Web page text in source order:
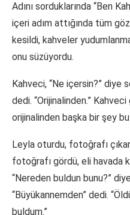
Adını sorduklarında “Ben
içeri adım attığında tüm
kesildi, kahveler
onu süzüyordu.
Kahveci, “Ne içersin?” diye
dedi. “Orijinalinden.”
orijinalinden başka bir şey
Leyla oturdu, fotoğrafı
fotoğrafı gördü, eli havada
“Nereden buldun bunu?”
“Büyükannemden” dedi.
buldum.”